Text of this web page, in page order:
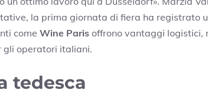
la prima giornata di fiera ha registrato
come Wine Paris offrono vantaggi logistici,
gli operatori italiani.
tedesca